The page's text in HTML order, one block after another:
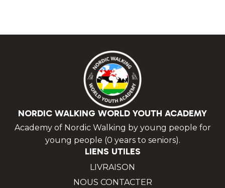
NORDIC WALKING WORLD YOUTH ACADEMY
Academy of Nordic Walking by young people for
young people (0 years to seniors).
LIENS UTILES
LIVRAISON
NOUS CONTACTER